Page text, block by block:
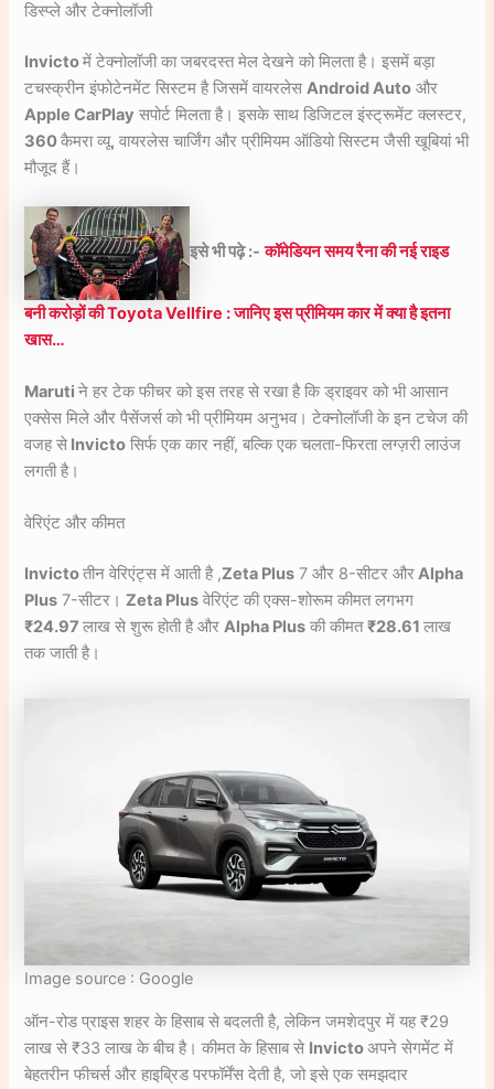
डिस्प्ले और टेक्नोलॉजी
Invictoमें टेक्नोलॉजी का जबरदस्त मेल देखने को मिलता है। इसमें बड़ा
टचस्क्रीन इंफोटेनमेंट सिस्टम है जिसमें वायरलेसAndroid Auto और
Apple CarPlay सपोर्ट मिलता है। इसके साथ डिजिटल इंस्ट्रूमेंट क्लस्टर,
360कैमरा व्यू, वायरलेस चार्जिंग और प्रीमियम ऑडियो सिस्टम जैसी खूबियां भी
मौजूद हैं।
इसे भी पढ़े :- कॉमेडियन समय रैना की नई राइड
बनी करोड़ों की Toyota Vellfire : जानिए इस प्रीमियम कार में क्या है इतना
खास…
Marutiने हर टेक फीचर को इस तरह से रखा है कि ड्राइवर को भी आसान
एक्सेस मिले और पैसेंजर्स को भी प्रीमियम अनुभव। टेक्नोलॉजी के इन टचेज की
वजह से Invicto सिर्फ एक कार नहीं, बल्कि एक चलता-फिरता लग्ज़री लाउंज
लगती है।
वेरिएंट और कीमत
Invictoतीन वेरिएंट्स में आती है ,Zeta Plus 7 और 8-सीटर औरAlpha
Plus 7-सीटर।Zeta Plus वेरिएंट की एक्स-शोरूम कीमत लगभग
₹24.97लाख से शुरू होती है औरAlpha Plus की कीमत₹28.61लाख
तक जाती है।
Image source : Google
ऑन-रोड प्राइस शहर के हिसाब से बदलती है, लेकिन जमशेदपुर में यह ₹29
लाख से ₹33 लाख के बीच है। कीमत के हिसाब से Invictoअपने सेगमेंट में
बेहतरीन फीचर्स और हाइब्रिड परफॉर्मेंस देती है, जो इसे एक समझदार